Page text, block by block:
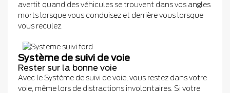
avertit quand des véhicules se trouvent dans vos angles
morts lorsque vous conduisez et derrière vous lorsque
vous reculez.
Système de suivi de voie
Rester sur la bonne voie
Avec le Système de suivi de voie, vous restez dans votre
voie, même lors de distractions involontaires. Si votre